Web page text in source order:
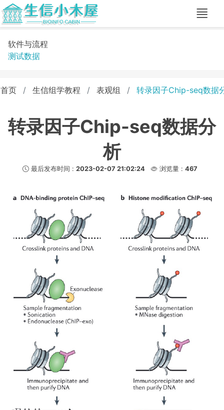
软件与流程
测试数据
首页 生信组学教程 表观组 转录因子Chip-seq数据
转录因子Chip-seq数据分
析
最后发布时间 : 2023-02-07 21:02:24 浏览量 : 467